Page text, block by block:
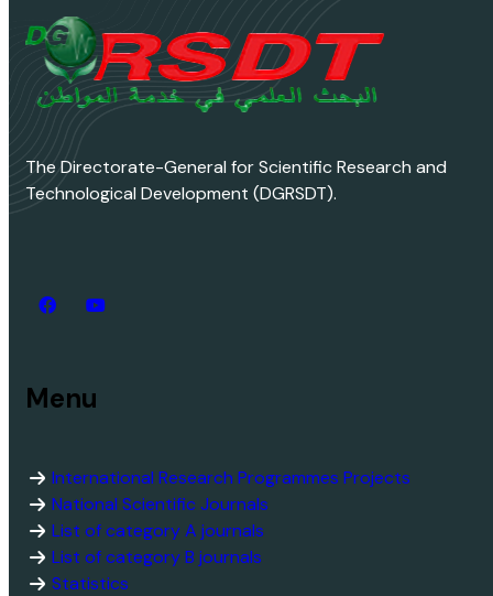
The Directorate-General for Scientific Research and
Menu
National Scientific Journals
List of category A journals
List of category B journals